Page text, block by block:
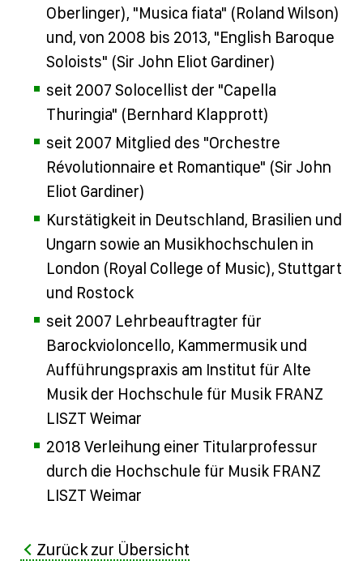
Oberlinger), "Musica fiata" (Roland Wilson)
und, von 2008 bis 2013, "English Baroque
Soloists" (Sir John Eliot Gardiner)
seit 2007 Solocellist der "Capella
Thuringia" (Bernhard Klapprott)
seit 2007 Mitglied des "Orchestre
Révolutionnaire et Romantique" (Sir John
Eliot Gardiner)
Kurstätigkeit in Deutschland, Brasilien und
Ungarn sowie an Musikhochschulen in
London (Royal College of Music), Stuttgart
und Rostock
seit 2007 Lehrbeauftragter für
Barockvioloncello, Kammermusik und
Aufführungspraxis am Institut für Alte
Musik der Hochschule für Musik FRANZ
LISZT Weimar
2018 Verleihung einer Titularprofessur
durch die Hochschule für Musik FRANZ
LISZT Weimar
Zurück zur Übersicht